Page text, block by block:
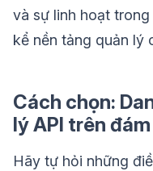
và sự linh hoạt trong
kể nền tảng quản lý
Cách chọn:
lý API trên
Hãy tự hỏi những